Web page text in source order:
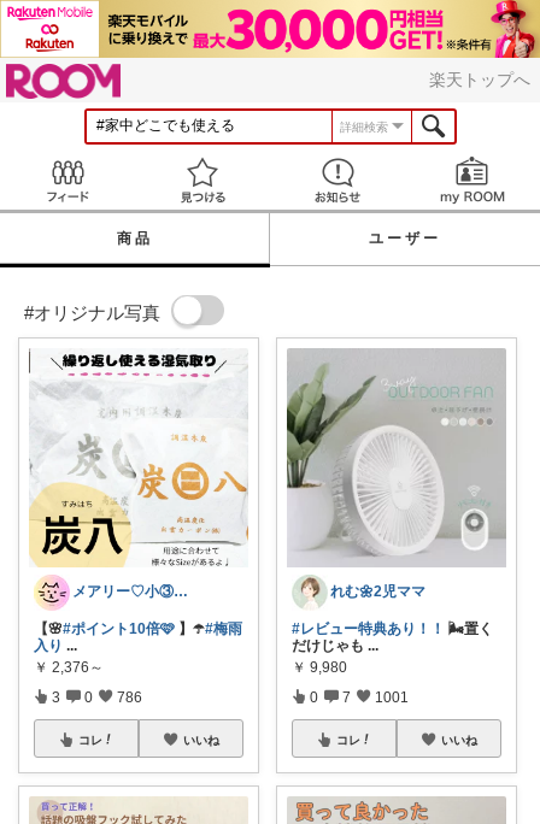
楽天トップへ
詳細検索
見つける お知らせ
商品 ユーザー
#オリジナル写真
メアリー♡小③女の子のママ•᎑•ꕤ
【🌸#ポイント10倍🩷 】☂️#梅雨
入り ...
￥ 2,376～
3 0 786
コレ いいね
れむ🌼2児ママ
#レビュー特典あり！！
🌬️置く
だけじゃも ...
￥ 9,980
0 7 1001
コレ いいね